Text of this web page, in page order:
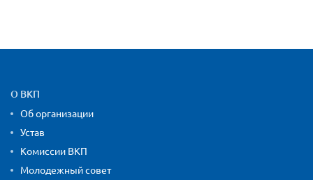
Карта сайта и контактная
О ВКП
Об организации
Устав
Комиссии ВКП
Молодежный совет